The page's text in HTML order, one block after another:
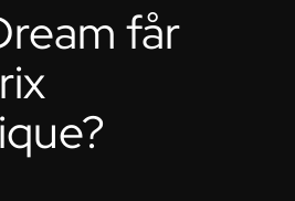
får